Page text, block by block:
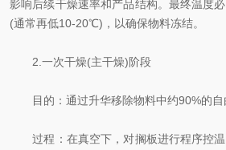
影响后续干燥速率和产品结构。最终温度
(通常再低10-20℃)，以确保物料冻结。
2.一次干燥(主干燥)阶段
目的：通过升华移除物料中约90%的自
过程：在真空下，对搁板进行程序控温